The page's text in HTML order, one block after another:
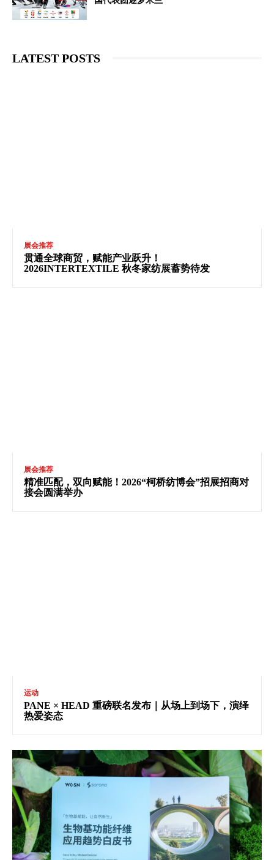
LATEST POSTS
展会推荐
贯通全球商贸，赋能产业跃升！
2026INTERTEXTILE 秋冬家纺展蓄势待发
展会推荐
精准匹配，双向赋能！2026“柯桥纺博会”招展招商对
接会圆满举办
运动
PANE × HEAD 重磅联名发布｜从场上到场下，演绎
热爱姿态